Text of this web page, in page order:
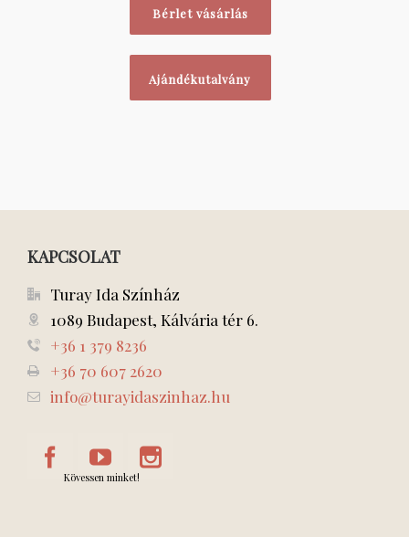
Bérlet vásárlás
Ajándékutalvány
KAPCSOLAT
Turay Ida Színház
1089 Budapest, Kálvária tér 6.
+36 1 379 8236
+36 70 607 2620
info@turayidaszinhaz.hu
Kövessen minket!